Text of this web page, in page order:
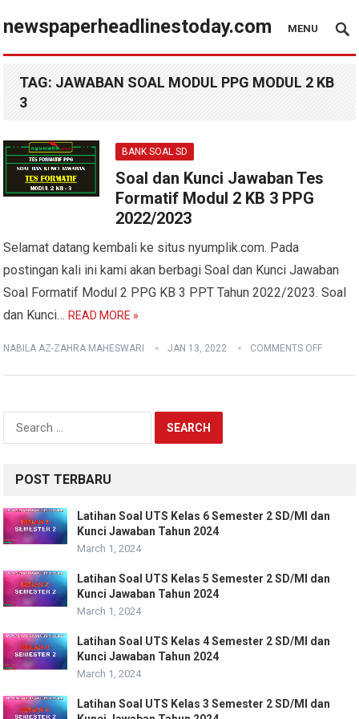
newspaperheadlinestoday.com MENU
TAG: JAWABAN SOAL MODUL PPG MODUL 2 KB
3
BANK SOAL SD
Soal dan Kunci Jawaban Tes
Formatif Modul 2 KB 3 PPG
2022/2023
Selamat datang kembali ke situs nyumplik.com. Pada
postingan kali ini kami akan berbagi Soal dan Kunci Jawaban
Soal Formatif Modul 2 PPG KB 3 PPT Tahun 2022/2023. Soal
dan Kunci…READ MORE »
NABILA AZ-ZAHRA MAHESWARI JAN 13, 2022 COMMENTS OFF
Search
for:
POST TERBARU
Latihan Soal UTS Kelas 6 Semester 2 SD/MI dan
Kunci Jawaban Tahun 2024
March 1, 2024
Latihan Soal UTS Kelas 5 Semester 2 SD/MI dan
Kunci Jawaban Tahun 2024
March 1, 2024
Latihan Soal UTS Kelas 4 Semester 2 SD/MI dan
Kunci Jawaban Tahun 2024
March 1, 2024
Latihan Soal UTS Kelas 3 Semester 2 SD/MI dan